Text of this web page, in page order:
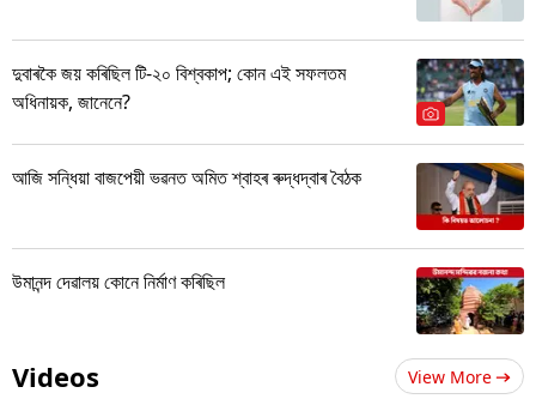
দুবাৰকৈ জয় কৰিছিল টি-২০ বিশ্বকাপ; কোন এই সফলতম
অধিনায়ক, জানেনে?
আজি সন্ধিয়া বাজপেয়ী ভৱনত অমিত শ্বাহৰ ৰুদ্ধদ্বাৰ বৈঠক
উমানন্দ দেৱালয় কোনে নিৰ্মাণ কৰিছিল
Videos View More